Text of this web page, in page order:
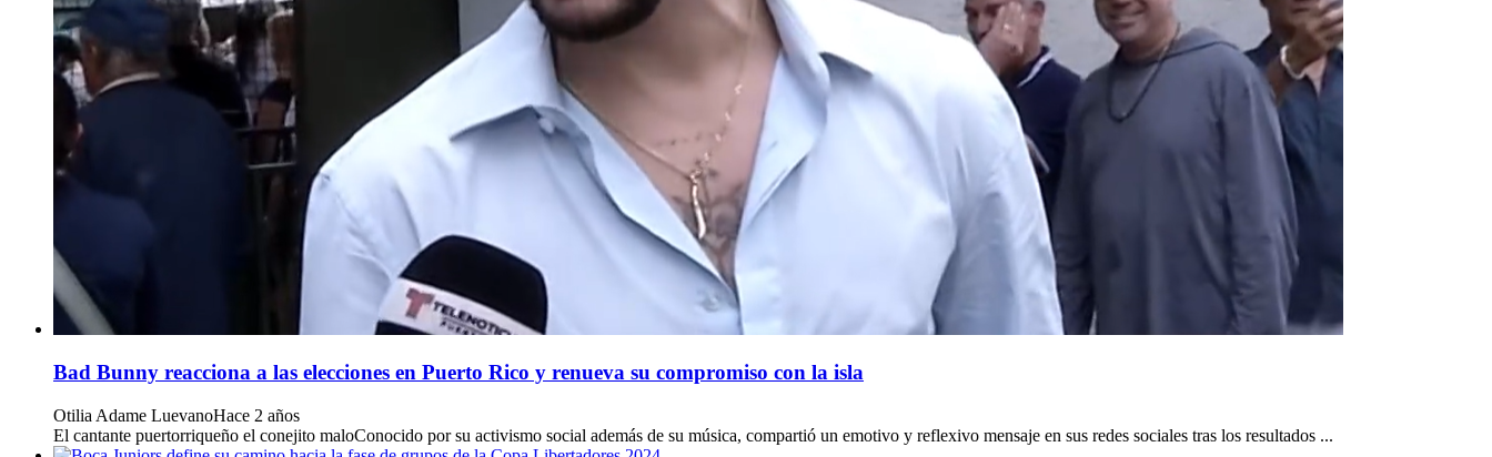
Bad Bunny reacciona a las elecciones en Puerto Rico y renueva su compromiso con la isla
Otilia Adame LuevanoHace 2 años
El cantante puertorriqueño el conejito maloConocido por su activismo social además de su música, compartió un emotivo y reflexivo mensaje en sus redes sociales tras los resultados ...